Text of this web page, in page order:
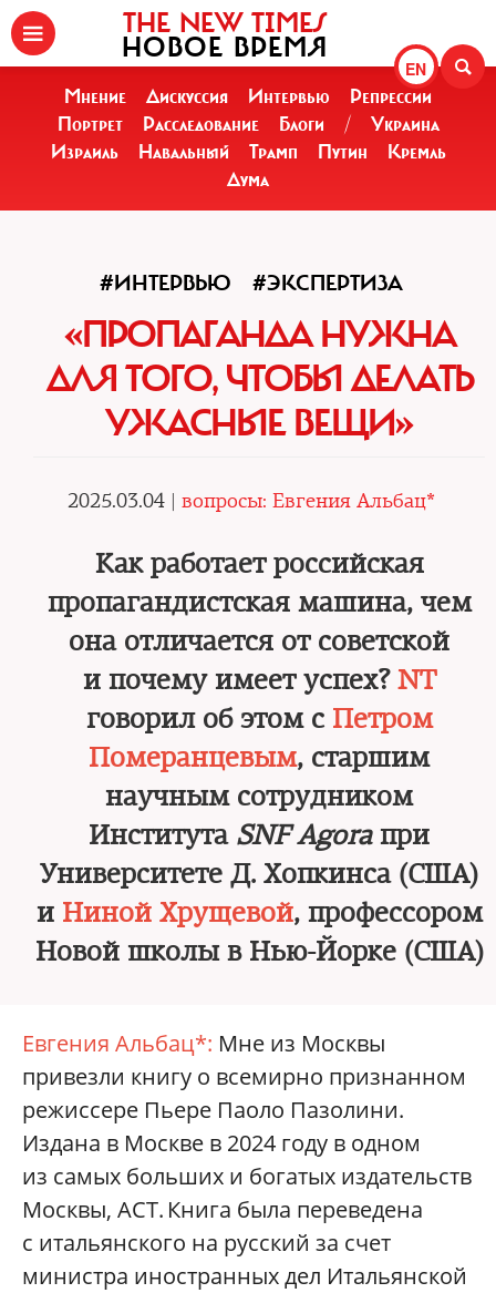
EN
THE NEW TIMES
НОВОЕ ВРЕМЯ
Мнение Дискуссия Интервью
Репрессии
Портрет
Расследование Блоги /
Украина
Израиль
Навальный Трамп Путин
Кремль
Дума
#ИНТЕРВЬЮ #ЭКСПЕРТИЗА
«ПРОПАГАНДА НУЖНА
ДЛЯ ТОГО, ЧТОБЫ ДЕЛАТЬ
УЖАСНЫЕ ВЕЩИ»
2025.03.04 | вопросы: Евгения Альбац*
Как работает российская
пропагандистская машина, чем
она отличается от советской
и почему имеет успех? NT
говорил об этом с Петром
Померанцевым, старшим
научным сотрудником
Института SNF Agoraпри
Университете Д. Хопкинса (США)
и Ниной Хрущевой, профессором
Новой школы в Нью-Йорке (США)
Евгения Альбац*: Мне из Москвы
привезли книгу о всемирно признанном
режиссере Пьере Паоло Пазолини.
Издана в Москве в 2024 году в одном
из самых больших и богатых издательств
Москвы, АСТ. Книга была переведена
с итальянского на русский за счет
министра иностранных дел Итальянской